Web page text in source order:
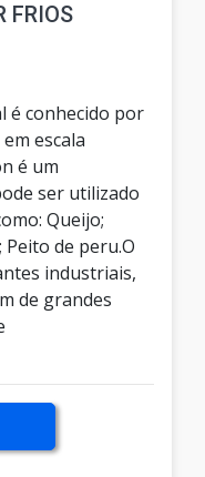
FRIOS
é conhecido por
escala
é um
ser utilizado
Queijo;
de peru.O
industriais,
de grandes